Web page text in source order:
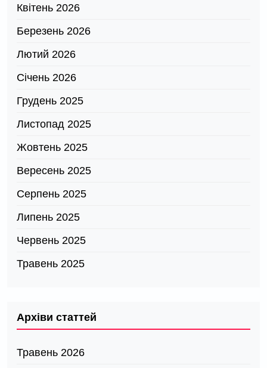
Квітень 2026
Березень 2026
Лютий 2026
Січень 2026
Грудень 2025
Листопад 2025
Жовтень 2025
Вересень 2025
Серпень 2025
Липень 2025
Червень 2025
Травень 2025
Архіви статтей
Травень 2026